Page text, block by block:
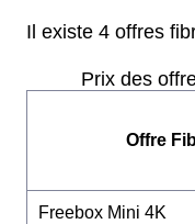
Il existe 4 offres
Prix des
Offre
Freebox Mini 4K